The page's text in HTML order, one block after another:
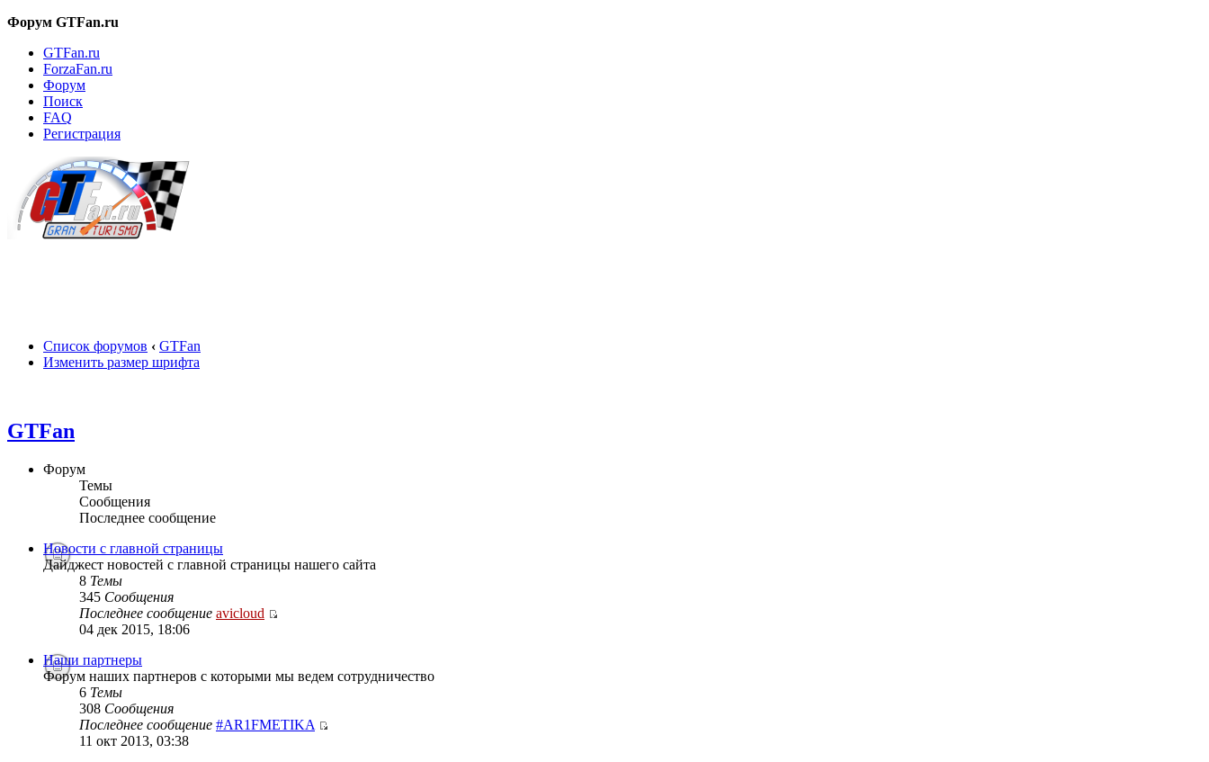
Форум GTFan.ru
GTFan.ru
ForzaFan.ru
Форум
Поиск
FAQ
Регистрация
Список форумов ‹ GTFan
Изменить размер шрифта
GTFan
Форум
Темы
Сообщения
Последнее сообщение
Новости с главной страницы
Дайджест новостей с главной страницы нашего сайта
8 Темы
345 Сообщения
Последнее сообщение avicloud
04 дек 2015, 18:06
Наши партнеры
Форум наших партнеров с которыми мы ведем сотрудничество
6 Темы
308 Сообщения
Последнее сообщение #AR1FMETIKA
11 окт 2013, 03:38